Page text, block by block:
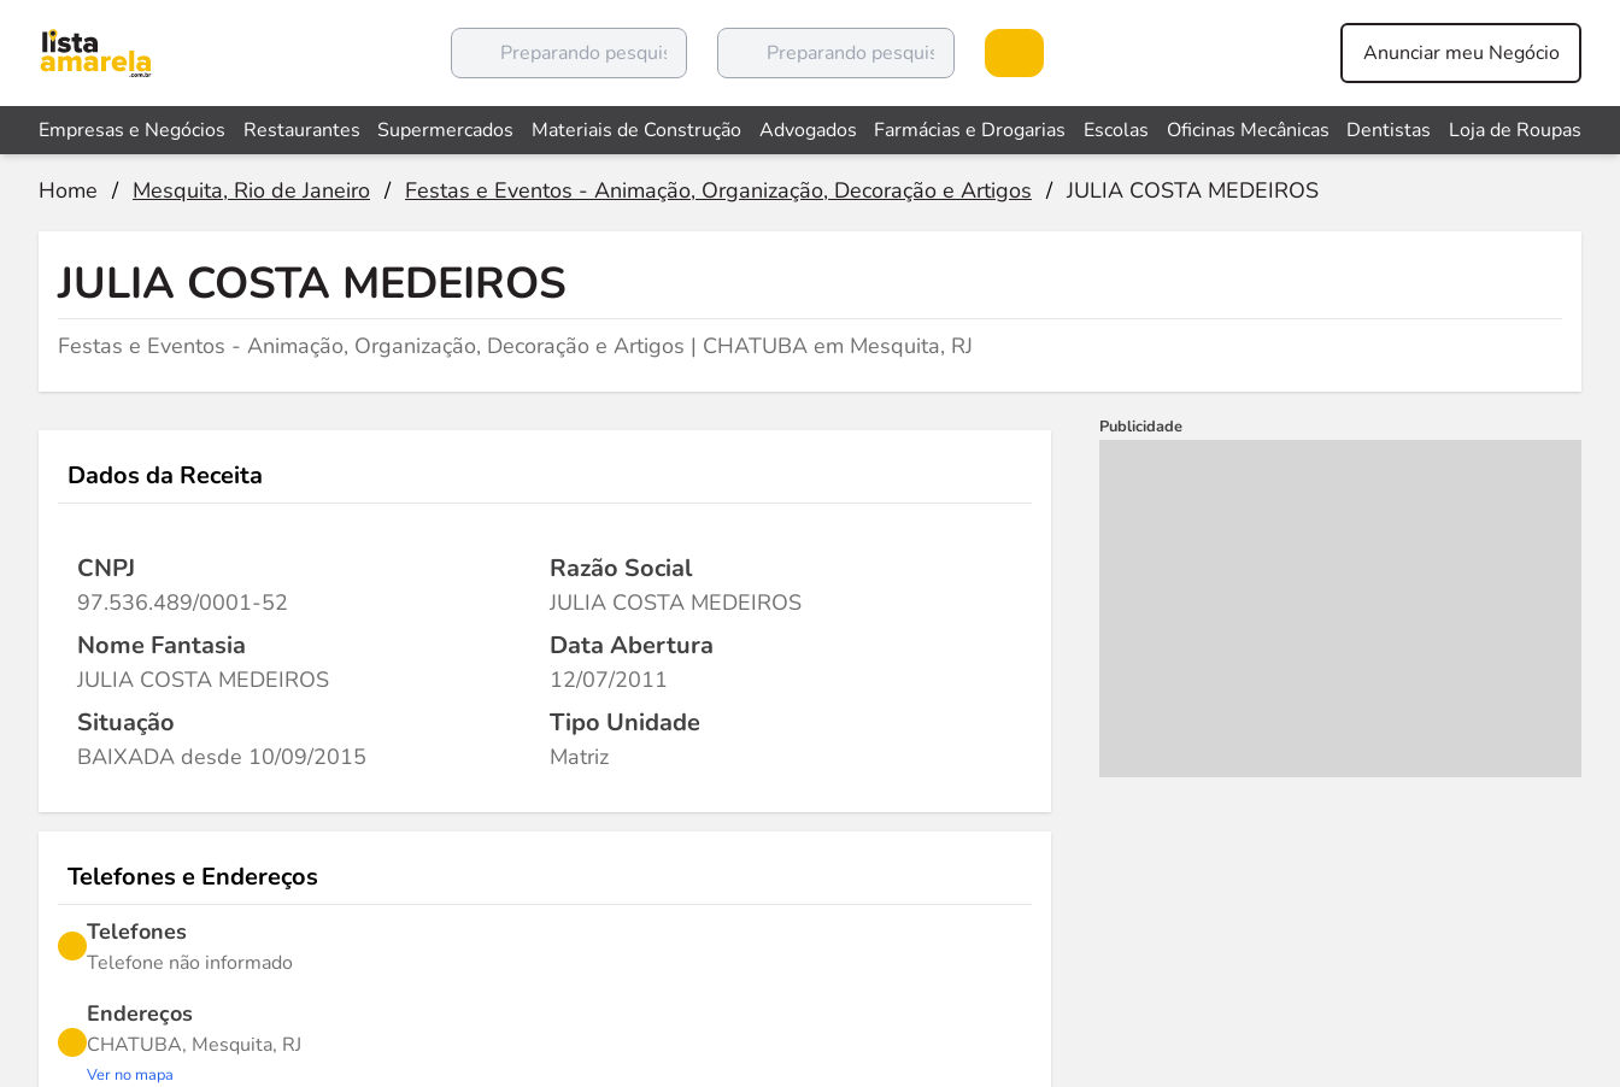
Anunciar meu Negócio
Empresas e Negócios Restaurantes Supermercados Materiais de Construção Advogados Farmácias e Drogarias Escolas Oficinas Mecânicas Dentistas Loja de Roupas
Home / Mesquita, Rio de Janeiro / Festas e Eventos - Animação, Organização, Decoração e Artigos / JULIA COSTA MEDEIROS
JULIA COSTA MEDEIROS
Festas e Eventos - Animação, Organização, Decoração e Artigos | CHATUBA em Mesquita, RJ
Dados da Receita
CNPJ
97.536.489/0001-52
Razão Social
JULIA COSTA MEDEIROS
Nome Fantasia
JULIA COSTA MEDEIROS
Data Abertura
12/07/2011
Situação
BAIXADA desde 10/09/2015
Tipo Unidade
Matriz
Telefones e Endereços
Telefones
Telefone não informado
Endereços
CHATUBA, Mesquita, RJ
Ver no mapa
Publicidade